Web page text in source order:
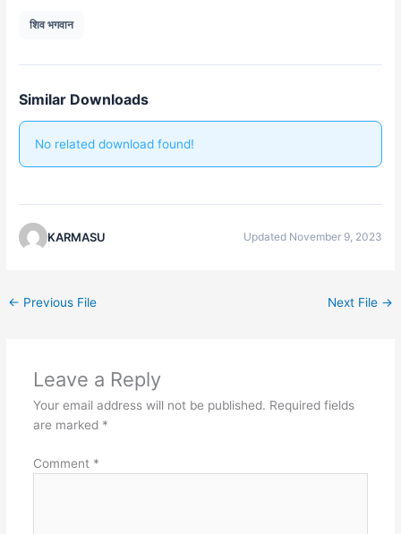
शिव भगवान
Similar Downloads
No related download found!
KARMASU Updated November 9, 2023
← Previous File Next File →
Leave a Reply
Your email address will not be published. Required fields
are marked *
Comment *